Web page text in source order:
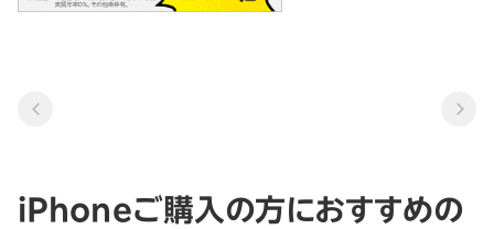
iPhoneご購入の方におすすめの